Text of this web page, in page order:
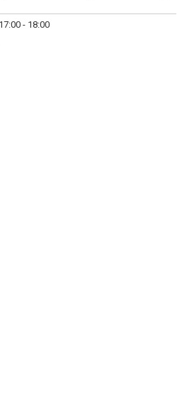
- 18:00